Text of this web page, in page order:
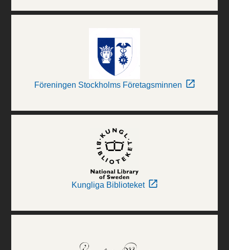
Föreningen Stockholms Företagsminnen
Kungliga Biblioteket